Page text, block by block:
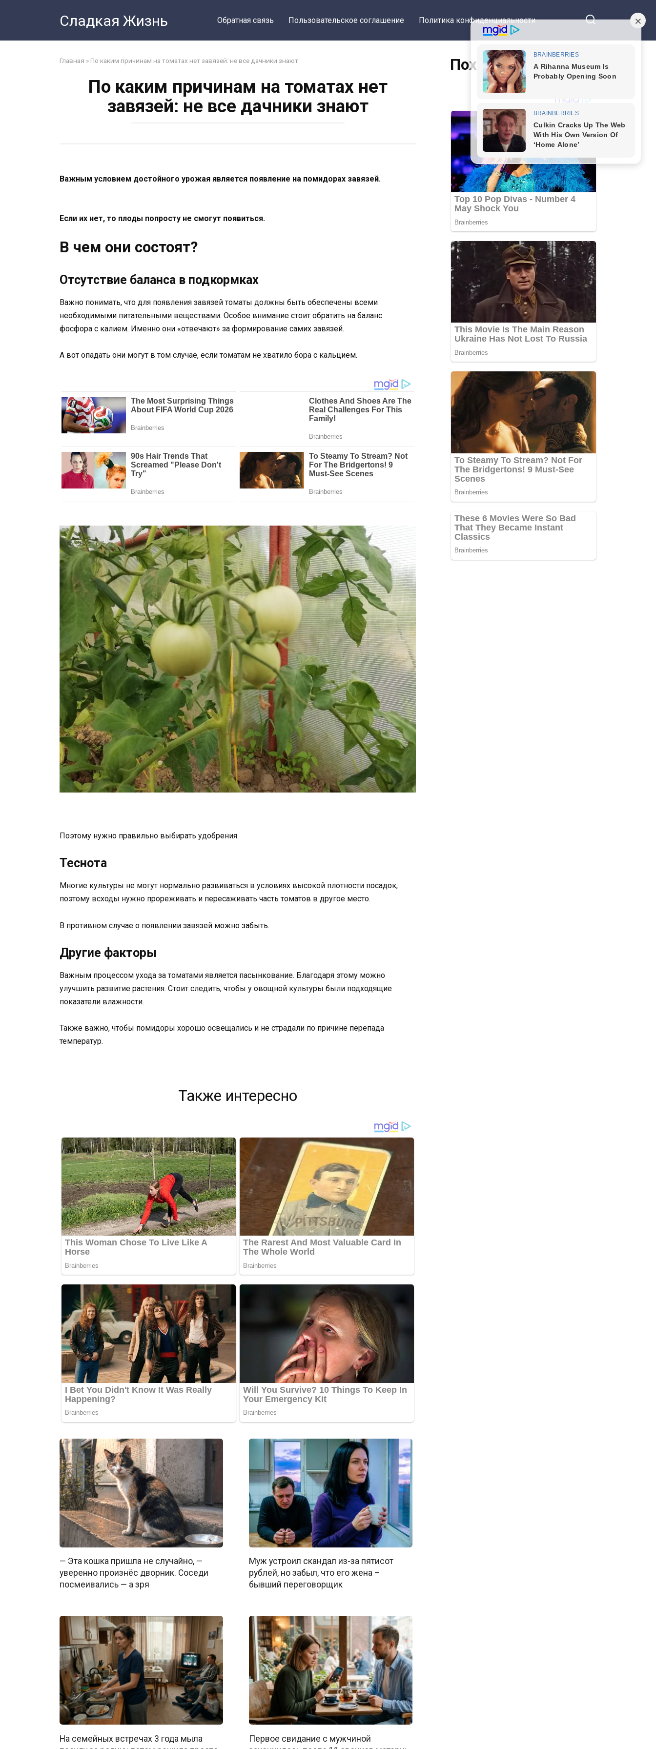
Сладкая Жизнь Обратная связь Пользовательское соглашение Политика конфиденциальности
Главная » По каким причинам на томатах нет завязей: не все дачники знают
По каким причинам на томатах нет
завязей: не все дачники знают
Важным условием достойного урожая является появление на помидорах завязей.
Если их нет, то плоды попросту не смогут появиться.
В чем они состоят?
Отсутствие баланса в подкормках
Важно понимать, что для появления завязей томаты должны быть обеспечены всеми
необходимыми питательными веществами. Особое внимание стоит обратить на баланс
фосфора с калием. Именно они «отвечают» за формирование самих завязей.
А вот опадать они могут в том случае, если томатам не хватило бора с кальцием.
Поэтому нужно правильно выбирать удобрения.
Теснота
Многие культуры не могут нормально развиваться в условиях высокой плотности посадок,
поэтому всходы нужно прореживать и пересаживать часть томатов в другое место.
В противном случае о появлении завязей можно забыть.
Другие факторы
Важным процессом ухода за томатами является пасынкование. Благодаря этому можно
улучшить развитие растения. Стоит следить, чтобы у овощной культуры были подходящие
показатели влажности.
Также важно, чтобы помидоры хорошо освещались и не страдали по причине перепада
температур.
Также интересно
— Эта кошка пришла не случайно, —
уверенно произнёс дворник. Соседи
посмеивались — а зря
Муж устроил скандал из-за пятисот
рублей, но забыл, что его жена –
бывший переговорщик
На семейных встречах 3 года мыла
Первое свидание с мужчиной
Похожие статьи